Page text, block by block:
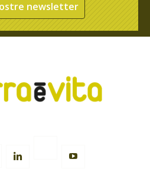
newsletter